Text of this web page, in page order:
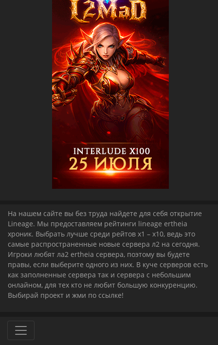
На нашем сайте вы без труда найдете для себя открытие
Lineage. Мы предоставляем рейтинги lineage ertheia
хроник. Выбрать лучше среди рейтов x1 – x10, ведь это
самые распространенные новые сервера л2 на сегодня.
Игроки любят ла2 ertheia сервера, поэтому вы будете
правы, если выберите одного из них. В куче серверов есть
как заполненные сервера так и сервера с небольшим
онлайном, для тех кто не любит большую конкуренцию.
Выбирай проект и жми по ссылке!